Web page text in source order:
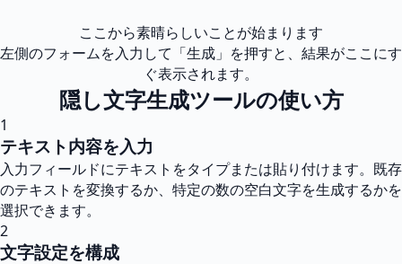
ここから素晴らしいことが始まります
左側のフォームを入力して「生成」を押すと、結果がここにす
ぐ表示されます。
隠し文字生成ツールの使い方
1
テキスト内容を入力
入力フィールドにテキストをタイプまたは貼り付けます。既存
のテキストを変換するか、特定の数の空白文字を生成するかを
選択できます。
2
文字設定を構成